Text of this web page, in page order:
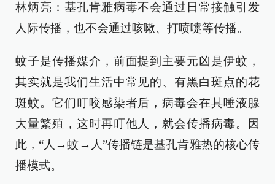
林炳亮：基孔肯雅病毒不会通过日常接触引发
人际传播，也不会通过咳嗽、打喷嚏等传播。
蚊子是传播媒介，前面提到主要元凶是伊蚊，
其实就是我们生活中常见的、有黑白斑点的花
斑蚊。它们叮咬感染者后，病毒会在其唾液腺
大量繁殖，这时再叮他人，就会传播病毒。因
此，“人→蚊→人”传播链是基孔肯雅热的核心传
播模式。